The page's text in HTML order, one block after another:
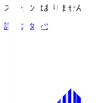
スタッツはありません。
詳細スタッツ